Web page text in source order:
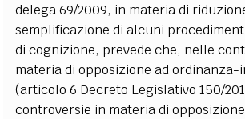
delega 69/2009, in materia di
semplificazione di alcuni
di cognizione, prevede che, nelle
materia di opposizione ad ordinanza-
(articolo 6 Decreto Legislativo 150/
controversie in materia di